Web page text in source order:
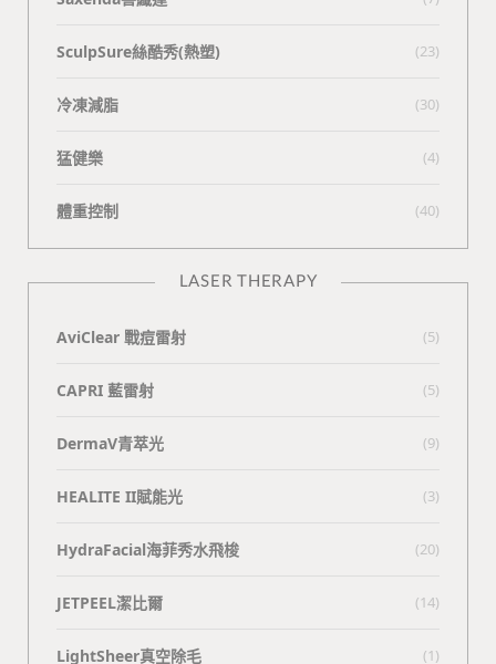
SculpSure絲酷秀(熱塑) (23)
冷凍減脂 (30)
猛健樂 (4)
體重控制 (40)
LASER THERAPY
AviClear 戰痘雷射 (5)
CAPRI 藍雷射 (5)
DermaV青萃光 (9)
HEALITE II賦能光 (3)
HydraFacial海菲秀水飛梭 (20)
JETPEEL潔比爾 (14)
LightSheer真空除毛 (1)